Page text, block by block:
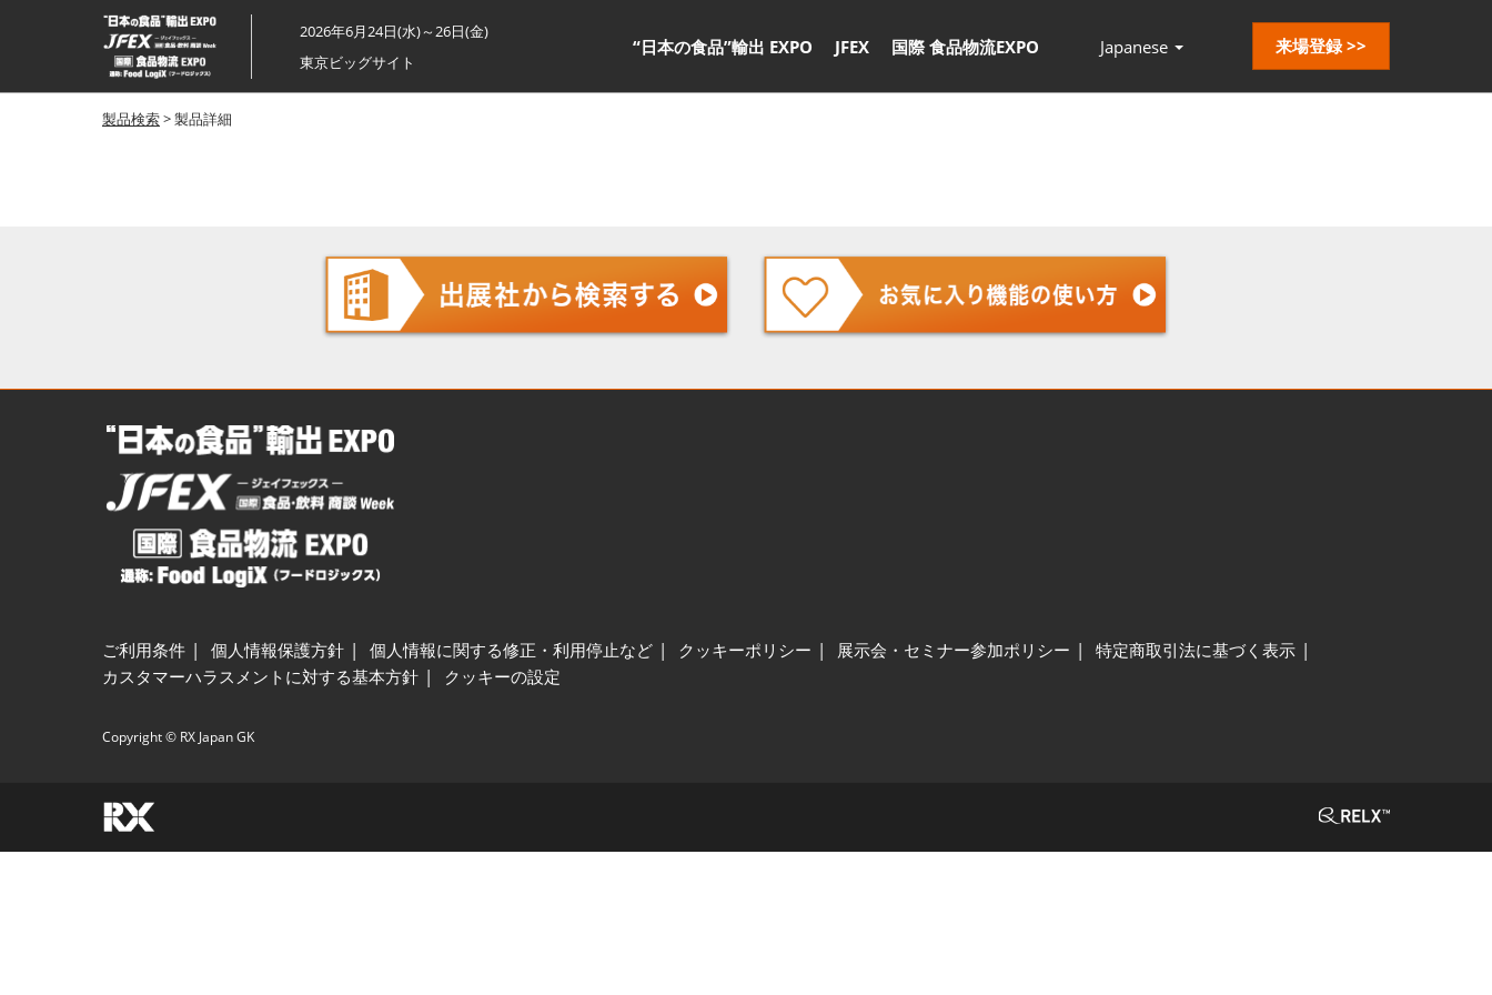
ス
キ
ッ
プ
し
2026年6月24日(水)～26日(金)
東京ビッグサイト
“日本の食品”輸出 EXPO JFEX 国際 食品物流EXPO Japanese 来場登録 >>
製品検索> 製品詳細
ご利用条件 個人情報保護方針 個人情報に関する修正・利用停止など クッキーポリシー 展示会・セミナー参加ポリシー
特定商取引法に基づく表示
カスタマーハラスメントに対する基本方針
クッキーの設定
Copyright © RX Japan GK